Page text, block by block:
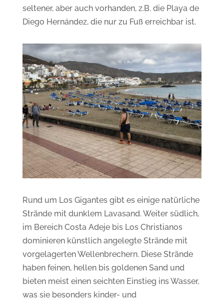
seltener, aber auch vorhanden, z.B. die Playa de
Diego Hernández, die nur zu Fuß erreichbar ist.
Rund um Los Gigantes gibt es einige natürliche
Strände mit dunklem Lavasand. Weiter südlich,
im Bereich Costa Adeje bis Los Christianos
dominieren künstlich angelegte Strände mit
vorgelagerten Wellenbrechern. Diese Strände
haben feinen, hellen bis goldenen Sand und
bieten meist einen seichten Einstieg ins Wasser,
was sie besonders kinder- und